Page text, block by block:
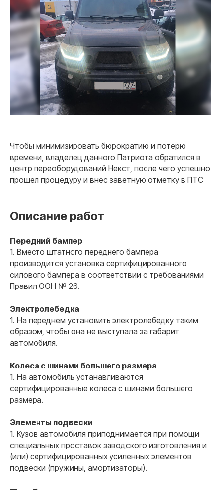
Чтобы минимизировать бюрократию и потерю
времени, владелец данного Патриота обратился в
центр переоборудований Некст, после чего успешно
прошел процедуру и внес заветную отметку в ПТС
Описание работ
Передний бампер
1. Вместо штатного переднего бампера
производится установка сертифицированного
силового бампера в соответствии с требованиями
Правил ООН № 26.
Электролебедка
1. На переднем установить электролебедку таким
образом, чтобы она не выступала за габарит
автомобиля.
Колеса с шинами большего размера
1. На автомобиль устанавливаются
сертифицированные колеса с шинами большего
размера.
Элементы подвески
1. Кузов автомобиля приподнимается при помощи
специальных проставок заводского изготовления и
(или) сертифицированных усиленных элементов
подвески (пружины, амортизаторы).